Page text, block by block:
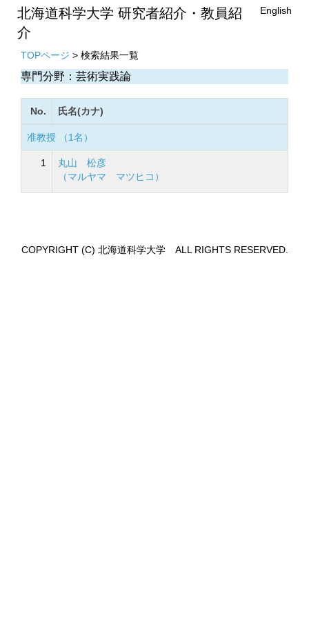
北海道科学大学 研究者紹介・教員紹
介
English
TOPページ > 検索結果一覧
専門分野：芸術実践論
No. 氏名(カナ)
准教授 （1名）
1
丸山 松彦
（マルヤマ マツヒコ）
COPYRIGHT (C) 北海道科学大学 ALL RIGHTS RESERVED.